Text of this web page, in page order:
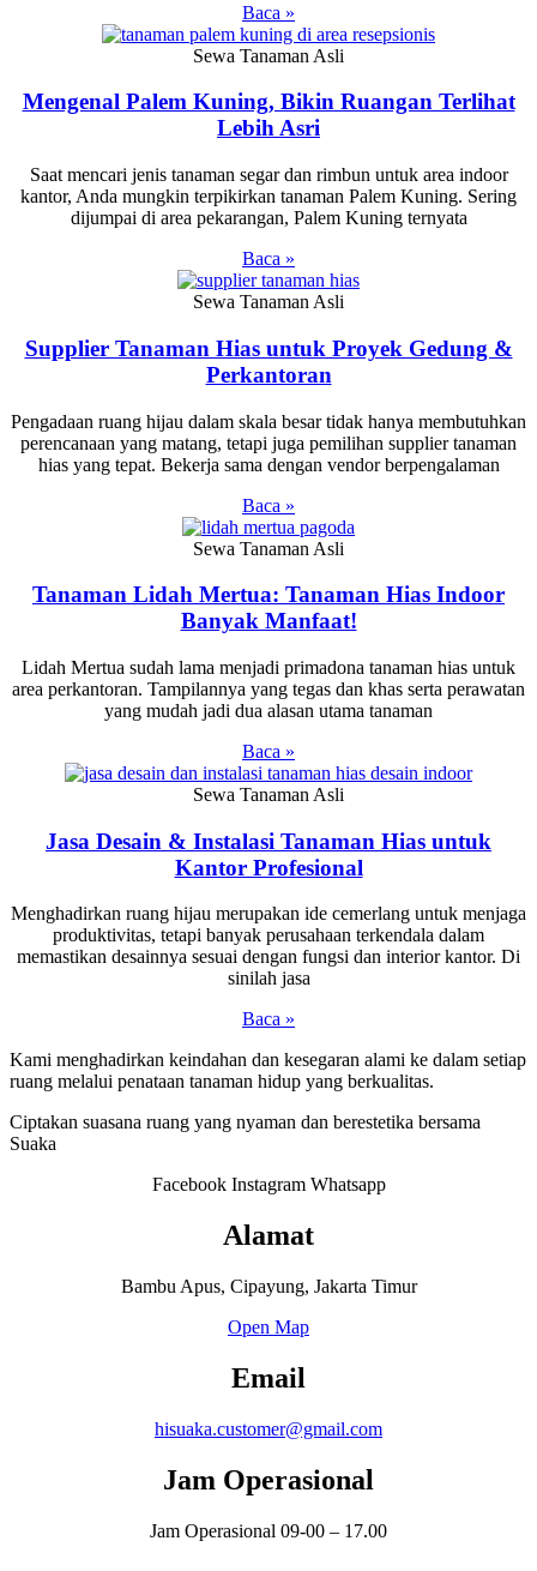
Baca »
Sewa Tanaman Asli
Mengenal Palem Kuning, Bikin Ruangan Terlihat
Lebih Asri
Saat mencari jenis tanaman segar dan rimbun untuk area indoor
kantor, Anda mungkin terpikirkan tanaman Palem Kuning. Sering
dijumpai di area pekarangan, Palem Kuning ternyata
Baca »
Sewa Tanaman Asli
Supplier Tanaman Hias untuk Proyek Gedung &
Perkantoran
Pengadaan ruang hijau dalam skala besar tidak hanya membutuhkan
perencanaan yang matang, tetapi juga pemilihan supplier tanaman
hias yang tepat. Bekerja sama dengan vendor berpengalaman
Baca »
Sewa Tanaman Asli
Tanaman Lidah Mertua: Tanaman Hias Indoor
Banyak Manfaat!
Lidah Mertua sudah lama menjadi primadona tanaman hias untuk
area perkantoran. Tampilannya yang tegas dan khas serta perawatan
yang mudah jadi dua alasan utama tanaman
Baca »
Sewa Tanaman Asli
Jasa Desain & Instalasi Tanaman Hias untuk
Kantor Profesional
Menghadirkan ruang hijau merupakan ide cemerlang untuk menjaga
produktivitas, tetapi banyak perusahaan terkendala dalam
memastikan desainnya sesuai dengan fungsi dan interior kantor. Di
sinilah jasa
Baca »
Kami menghadirkan keindahan dan kesegaran alami ke dalam setiap
ruang melalui penataan tanaman hidup yang berkualitas.
Ciptakan suasana ruang yang nyaman dan berestetika bersama
Suaka
Facebook Instagram Whatsapp
Alamat
Bambu Apus, Cipayung, Jakarta Timur
Open Map
Email
hisuaka.customer@gmail.com
Jam Operasional
Jam Operasional 09-00 – 17.00